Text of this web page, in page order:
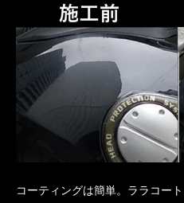
コーティングは簡単。ララコー